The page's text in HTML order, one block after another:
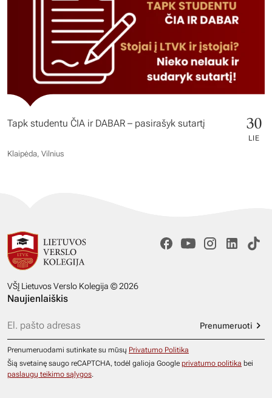
Tapk studentu ČIA ir DABAR – pasirašyk sutartį 30
LIE
Klaipėda, Vilnius
VŠĮ Lietuvos Verslo Kolegija © 2026
Naujienlaiškis
Prenumeruoti
Prenumeruodami sutinkate su mūsų Privatumo Politika
Šią svetainę saugo reCAPTCHA, todėl galioja Google privatumo politika bei
paslaugų teikimo sąlygos.